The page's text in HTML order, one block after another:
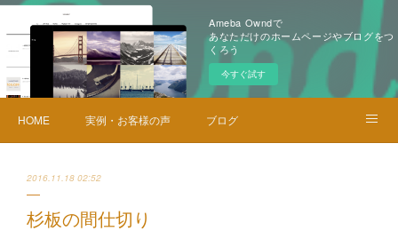
Ameba Owndで
あなただけのホームページやブログをつ
くろう
今すぐ試す
HOME 実例・お客様の声 ブログ
2016.11.18 02:52
杉板の間仕切り